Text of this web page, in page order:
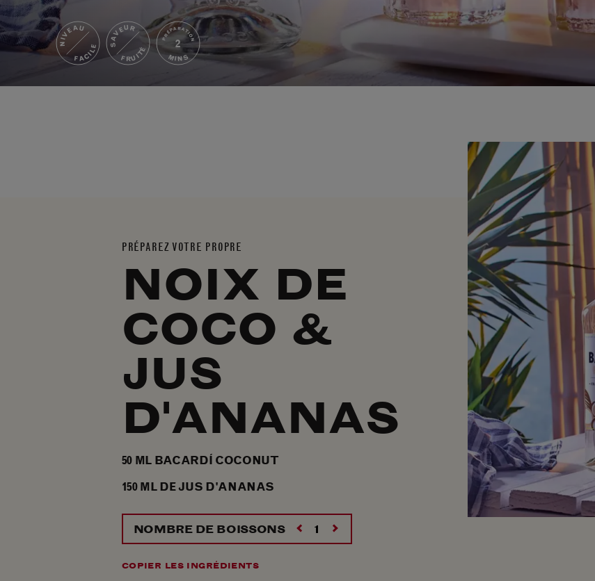
NIVEAU
FACILE
SAVEUR
FRUITÉ
PRÉPARATION
2
MINS
PRÉPAREZ VOTRE PROPRE
NOIX DE
COCO &
JUS
D'ANANAS
50 ML BACARDÍ COCONUT
150MLDE JUS D'ANANAS
NOMBRE DE BOISSONS
COPIER LES INGRÉDIENTS